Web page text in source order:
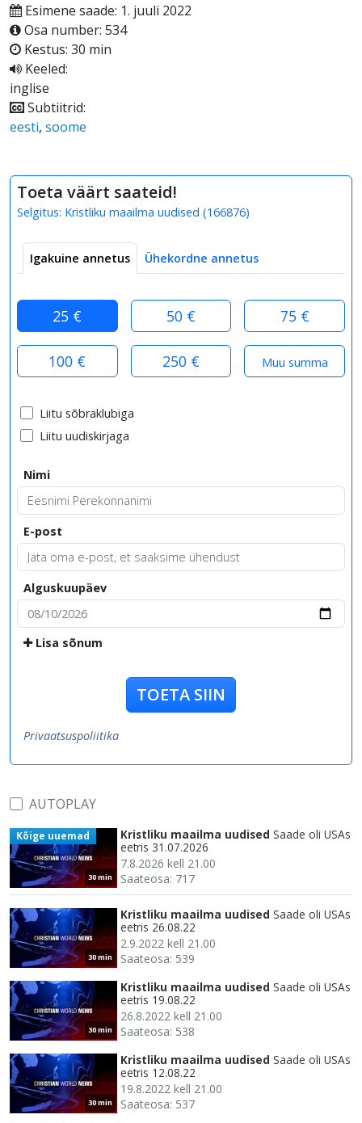
Esimene saade: 1. juuli 2022
Osa number: 534
Kestus: 30 min
Keeled:
inglise
Subtiitrid:
eesti, soome
Toeta väärt saateid!
Selgitus: Kristliku maailma uudised (166876)
Igakuine annetus Ühekordne annetus
25 € 50 € 75 €
100 € 250 €
Liitu sõbraklubiga
Liitu uudiskirjaga
Nimi
E-post
Alguskuupäev
Lisa sõnum
TOETA SIIN
Privaatsuspoliitika
AUTOPLAY
30 min
Kõige uuemad Kristliku maailma uudised Saade oli USAs
eetris 31.07.2026
7.8.2026 kell 21.00
Saateosa: 717
30 min
Kristliku maailma uudised Saade oli USAs
eetris 26.08.22
2.9.2022 kell 21.00
Saateosa: 539
30 min
Kristliku maailma uudised Saade oli USAs
eetris 19.08.22
26.8.2022 kell 21.00
Saateosa: 538
30 min
Kristliku maailma uudised Saade oli USAs
eetris 12.08.22
19.8.2022 kell 21.00
Saateosa: 537